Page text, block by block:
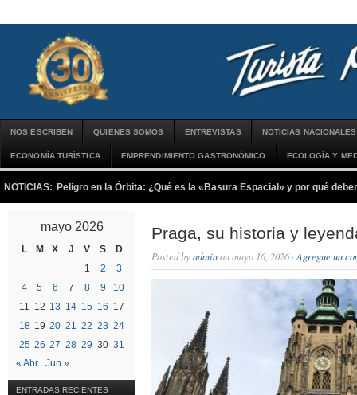
NOS ESCRIBEN QUIENES SOMOS ENTREVISTAS NOTICIAS NACIONALES
ECONOMÍA TURÍSTICA EMPRENDIMIENTO GASTRONÓMICO ECOLOGÍA Y
NOTICIAS: Peligro en la Órbita: ¿Qué es la «Basura Espacial» y por qué
mayo 2026
L M X J V S
D
1
2
3
4
5 6 7 8 9
10
11 12 13 14 15 16 17
18 19 20 21 22 23 24
25 26 27 28 29 30 31
« Abr
Jun »
ENTRADAS RECIENTES
Praga, su historia y
Posted byadminon mayo 16, 2026 · Agregue un